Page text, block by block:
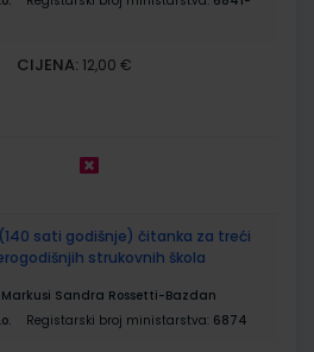
CIJENA: 12,00 €
3; (140 sati godišnje) čitanka za treći
strukovnih škola
Sandra Rossetti-Bazdan
Registarski broj ministarstva: 6874